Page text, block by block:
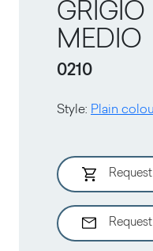
GRIGIO
MEDIO
0210
Style: Plain